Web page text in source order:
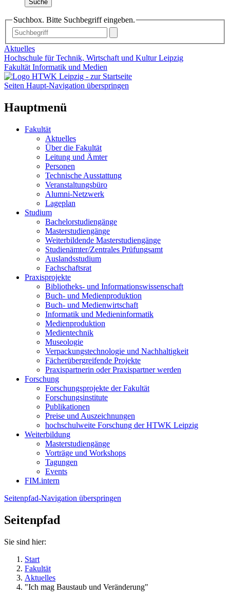
Suche
Suchbox. Bitte Suchbegriff eingeben.
Aktuelles
Hochschule für Technik, Wirtschaft und Kultur Leipzig
Fakultät Informatik und Medien
Seiten Haupt-Navigation überspringen
Hauptmenü
Fakultät
Aktuelles
Über die Fakultät
Leitung und Ämter
Personen
Technische Ausstattung
Veranstaltungsbüro
Alumni-Netzwerk
Lageplan
Studium
Bachelorstudiengänge
Masterstudiengänge
Weiterbildende Masterstudiengänge
Studienämter/Zentrales Prüfungsamt
Auslandsstudium
Fachschaftsrat
Praxisprojekte
Bibliotheks- und Informationswissenschaft
Buch- und Medienproduktion
Buch- und Medienwirtschaft
Informatik und Medieninformatik
Medienproduktion
Medientechnik
Museologie
Verpackungstechnologie und Nachhaltigkeit
Fächerübergreifende Projekte
Praxispartnerin oder Praxispartner werden
Forschung
Forschungsprojekte der Fakultät
Forschungsinstitute
Publikationen
Preise und Auszeichnungen
hochschulweite Forschung der HTWK Leipzig
Weiterbildung
Masterstudiengänge
Vorträge und Workshops
Tagungen
Events
FIM.intern
Seitenpfad-Navigation überspringen
Seitenpfad
Sie sind hier:
Start
Fakultät
Aktuelles
"Ich mag Baustaub und Veränderung"